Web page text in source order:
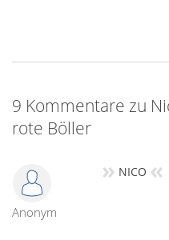
9 Kommentare zu
rote Böller
Anonym
» NICO «